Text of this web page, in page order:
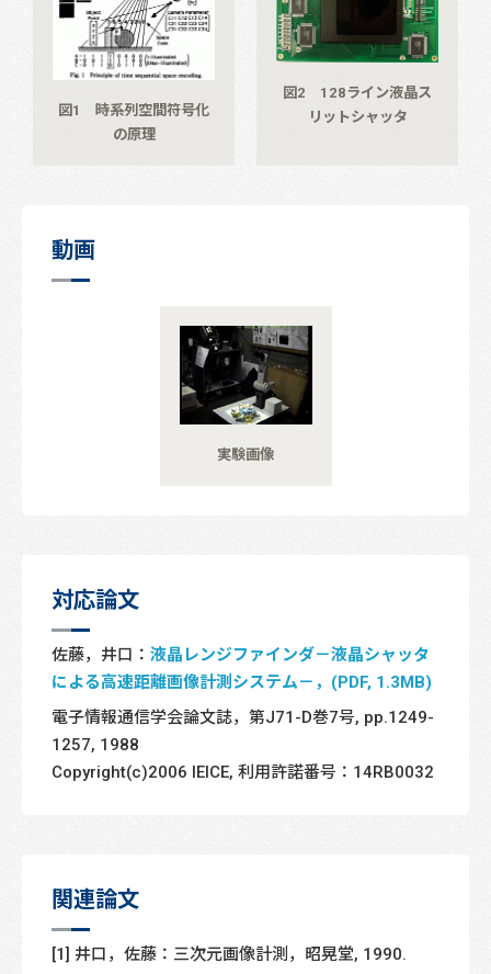
図1 時系列空間符号化
の原理
図2 128ライン液晶ス
リットシャッタ
動画
実験画像
対応論文
佐藤，井口： 液晶レンジファインダ－液晶シャッタ
による高速距離画像計測システム－，(PDF, 1.3MB)
電子情報通信学会論文誌，第J71-D巻7号, pp.1249-
1257, 1988
Copyright(c)2006 IEICE, 利用許諾番号：14RB0032
関連論文
[1] 井口，佐藤：三次元画像計測，昭晃堂, 1990.